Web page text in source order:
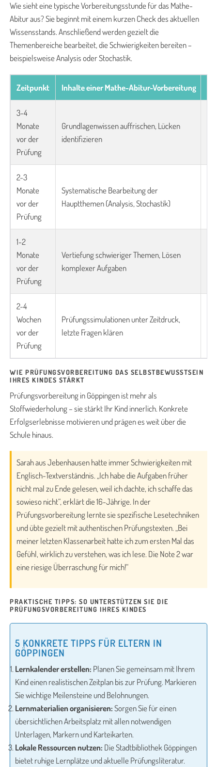
Wie sieht eine typische Vorbereitungsstunde für das Mathe-
Abitur aus? Sie beginnt mit einem kurzen Check des aktuellen
Wissensstands. Anschließend werden gezielt die
Themenbereiche bearbeitet, die Schwierigkeiten bereiten –
beispielsweise Analysis oder Stochastik.
Zeitpunkt Inhalte einer Mathe-Abitur-Vorbereitung
3-4
Monate
vor der
Prüfung
Grundlagenwissen auffrischen, Lücken
identifizieren
2-3
Monate
vor der
Prüfung
Systematische Bearbeitung der
Hauptthemen (Analysis, Stochastik)
1-2
Monate
vor der
Prüfung
Vertiefung schwieriger Themen, Lösen
komplexer Aufgaben
2-4
Wochen
vor der
Prüfung
Prüfungssimulationen unter Zeitdruck,
letzte Fragen klären
WIE PRÜFUNGSVORBEREITUNG DAS SELBSTBEWUSSTSEIN
IHRES KINDES STÄRKT
Prüfungsvorbereitung in Göppingen ist mehr als
Stoffwiederholung – sie stärkt Ihr Kind innerlich. Konkrete
Erfolgserlebnisse motivieren und prägen es weit über die
Schule hinaus.
Sarah aus Jebenhausen hatte immer Schwierigkeiten mit
Englisch-Textverständnis. „Ich habe die Aufgaben früher
nicht mal zu Ende gelesen, weil ich dachte, ich schaffe das
sowieso nicht“, erklärt die 16-Jährige. In der
Prüfungsvorbereitung lernte sie spezifische Lesetechniken
und übte gezielt mit authentischen Prüfungstexten. „Bei
meiner letzten Klassenarbeit hatte ich zum ersten Mal das
Gefühl, wirklich zu verstehen, was ich lese. Die Note 2 war
eine riesige Überraschung für mich!“
PRAKTISCHE TIPPS: SO UNTERSTÜTZEN SIE DIE
PRÜFUNGSVORBEREITUNG IHRES KINDES
5 KONKRETE TIPPS FÜR ELTERN IN
GÖPPINGEN
Lernkalender erstellen: Planen Sie gemeinsam mit Ihrem
Kind einen realistischen Zeitplan bis zur Prüfung. Markieren
Sie wichtige Meilensteine und Belohnungen.
Lernmaterialien organisieren:Sorgen Sie für einen
übersichtlichen Arbeitsplatz mit allen notwendigen
Unterlagen, Markern und Karteikarten.
Lokale Ressourcen nutzen: Die Stadtbibliothek Göppingen
bietet ruhige Lernplätze und aktuelle Prüfungsliteratur.